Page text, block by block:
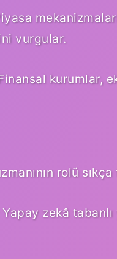
vurgular.
kurumlar,
rolü sıkça
zekâ tabanlı